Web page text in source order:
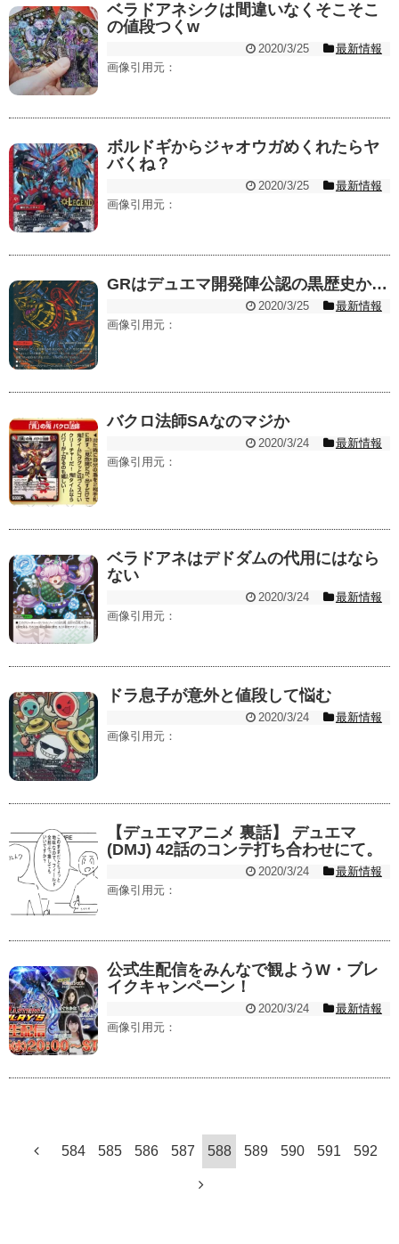
ベラドアネシクは間違いなくそこそこ
の値段つくw
2020/3/25
最新情報
画像引用元：
ボルドギからジャオウガめくれたらヤ
バくね？
2020/3/25
最新情報
画像引用元：
GRはデュエマ開発陣公認の黒歴史か…
2020/3/25
最新情報
画像引用元：
バクロ法師SAなのマジか
2020/3/24
最新情報
画像引用元：
ベラドアネはデドダムの代用にはなら
ない
2020/3/24
最新情報
画像引用元：
ドラ息子が意外と値段して悩む
2020/3/24
最新情報
画像引用元：
【デュエマアニメ 裏話】 デュエマ
(DMJ) 42話のコンテ打ち合わせにて。
2020/3/24
最新情報
画像引用元：
公式生配信をみんなで観ようW・ブレ
イクキャンペーン！
2020/3/24
最新情報
画像引用元：
584 585 586 587 588 589 590 591 592